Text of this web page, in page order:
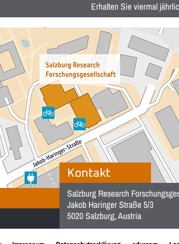
Erhalten Sie viermal
Kontakt
Salzburg Research
Jakob Haringer Straße 5/3
5020 Salzburg, Austria